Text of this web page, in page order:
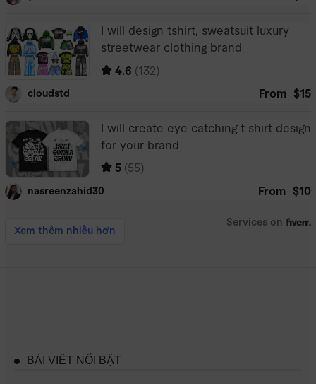
BÀI VIẾT NỔI BẬT